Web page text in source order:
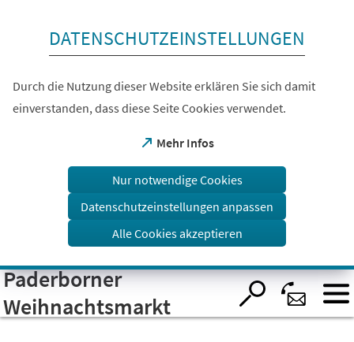
Visuelle
Assistenzsoftware
öffnen.
DATENSCHUTZEINSTELLUNGEN
Durch die Nutzung dieser Website erklären Sie sich damit
einverstanden, dass diese Seite Cookies verwendet.
Mehr Infos
(Öffnet
einem
Tab)
Nur notwendige Cookies
Datenschutzeinstellungen anpassen
Alle Cookies akzeptieren
Paderborner
Weihnachtsmarkt